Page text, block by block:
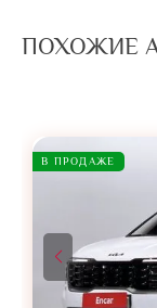
ПОХОЖИЕ
В ПРОДАЖЕ